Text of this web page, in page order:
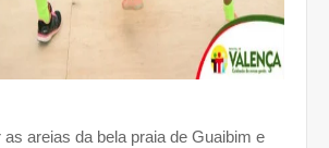
as areias da bela praia de Guaibim e